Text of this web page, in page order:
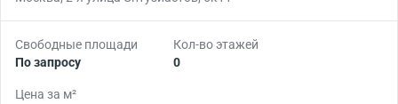
Свободные площади
По запросу
Кол-во этажей
0
Цена за м²